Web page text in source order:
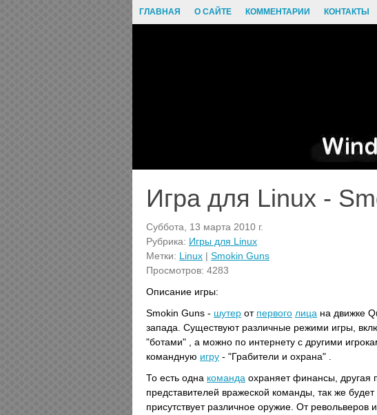
ГЛАВНАЯ О САЙТЕ КОММЕНТАРИИ КОНТАКТЫ
Игра для Linux -
Суббота, 13 марта 2010 г.
Рубрика: Игры для Linux
Метки: Linux | Smokin Guns
Просмотров: 4283
Описание игры:
Smokin Guns - шутер от первого лица на движке
запада. Существуют различные режими игры,
"ботами" , а можно по интернету с другими
командную игру - "Грабители и охрана" .
То есть одна команда охраняет финансы, другая
представителей вражеской команды, так же
присутствует различное оружие. От